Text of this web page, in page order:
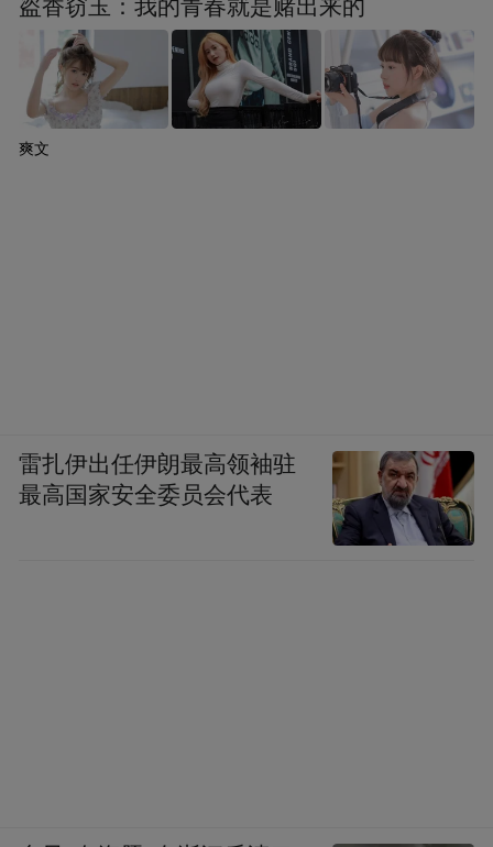
盗香窃玉：我的青春就是赌出来的
爽文
雷扎伊出任伊朗最高领袖驻
最高国家安全委员会代表